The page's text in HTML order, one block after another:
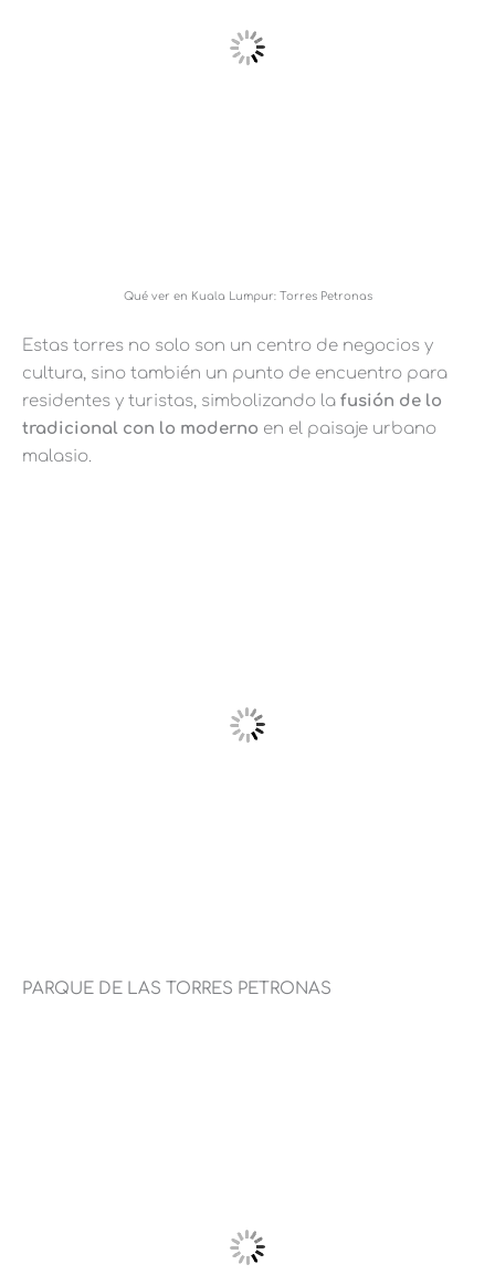
Qué ver en Kuala Lumpur: Torres Petronas
Estas torres no solo son un centro de negocios y
cultura, sino también un punto de encuentro para
residentes y turistas, simbolizando la fusión de lo
tradicional con lo moderno en el paisaje urbano
malasio.
PARQUE DE LAS TORRES PETRONAS